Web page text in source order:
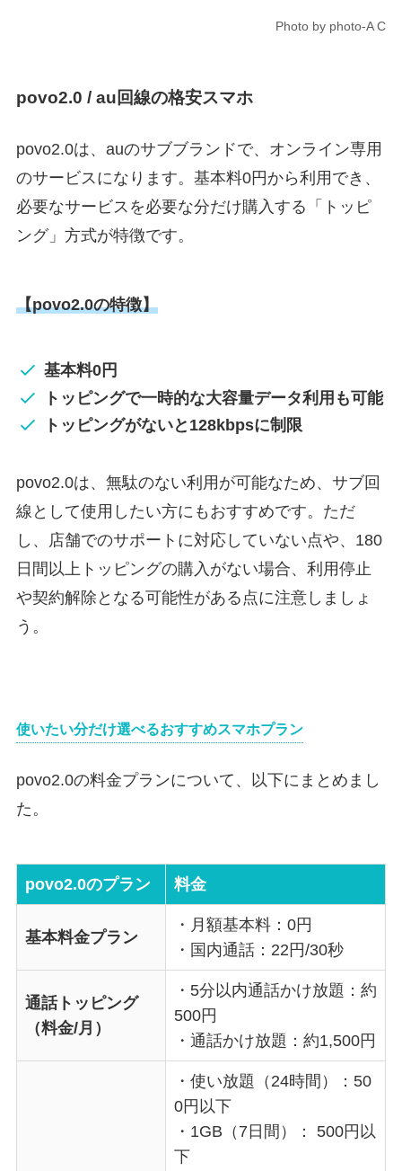
Photo by photo-A C
povo2.0 / au回線の格安スマホ
povo2.0は、auのサブブランドで、オンライン専用
のサービスになります。基本料0円から利用でき、
必要なサービスを必要な分だけ購入する「トッピ
ング」方式が特徴です。
【povo2.0の特徴】
基本料0円
トッピングで一時的な大容量データ利用も可能
トッピングがないと128kbpsに制限
povo2.0は、無駄のない利用が可能なため、サブ回
線として使用したい方にもおすすめです。ただ
し、店舗でのサポートに対応していない点や、180
日間以上トッピングの購入がない場合、利用停止
や契約解除となる可能性がある点に注意しましょ
う。
使いたい分だけ選べるおすすめスマホプラン
povo2.0の料金プランについて、以下にまとめまし
た。
povo2.0のプラン 料金
基本料金プラン
・月額基本料：0円
・国内通話：22円/30秒
通話トッピング
（料金/月）
・5分以内通話かけ放題：約
500円
・通話かけ放題：約1,500円
・使い放題（24時間）：50
0円以下
・1GB（7日間）： 500円以
下